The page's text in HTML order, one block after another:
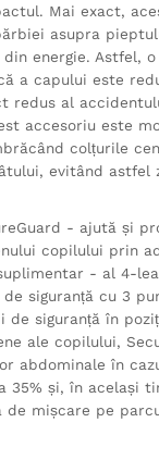
Mai exact,
asupra
energie. Astfel,
a capului este
redus al
accesoriu este
colțurile
evitând astfel
- ajută și
copilului prin
- al 4-
siguranță cu 3
de siguranță în
ale copilului,
abdominale în
35% și, în același
mișcare pe